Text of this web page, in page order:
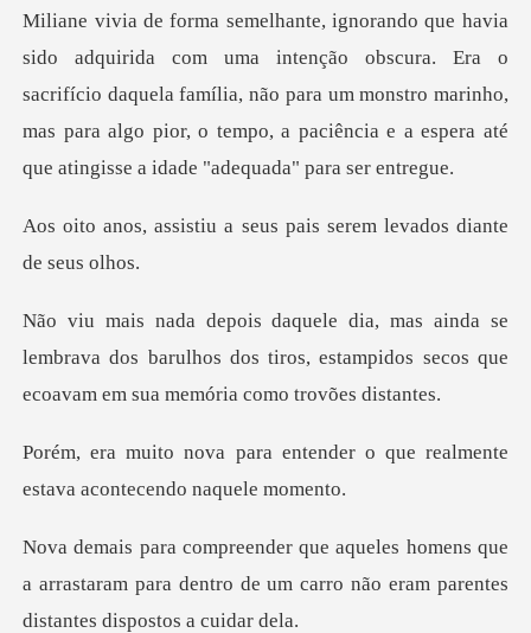
bscura. Era o
sacrifício daquela família, não para um monstro marinho,
mas para algo pio
a seus pais serem levado
lembrava dos barulhos dos tiros, estampidos secos
tender o que realmente
estava
que
a arrastaram para dentro de um carro não e